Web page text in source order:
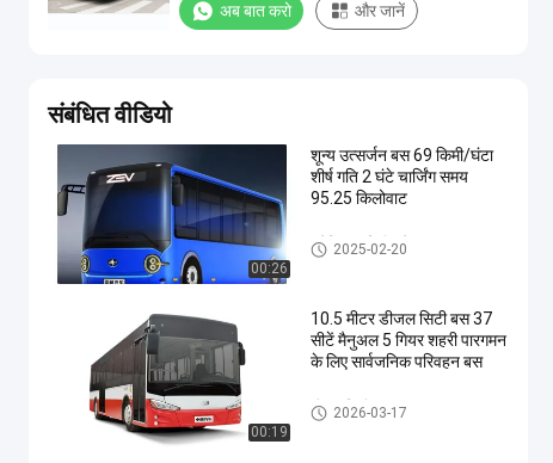
अब बात करो और जानें
संबंधित वीडियो
00:26
शून्य उत्सर्जन बस 69 किमी/घंटा
शीर्ष गति 2 घंटे चार्जिंग समय
95.25 किलोवाट
इलेक्ट्रिक मिनी बसें
2025-02-20
00:19
10.5 मीटर डीजल सिटी बस 37
सीटें मैनुअल 5 गियर शहरी पारगमन
के लिए सार्वजनिक परिवहन बस
डीजल सिटी बस
2026-03-17